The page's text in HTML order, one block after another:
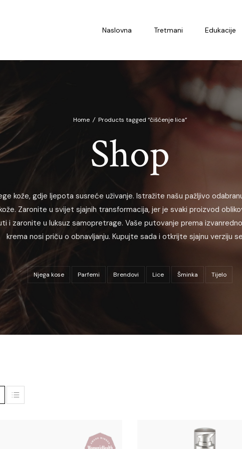
Naslovna Tretmani Edukacije
Home / Products tagged “čišćenje lica”
Shop
kože, gdje ljepota susreće uživanje. Istražite našu pažljivo
Zaronite u svijet sjajnih transformacija, jer je svaki proizvod
i zaronite u luksuz samopretrage. Vaše putovanje prema
krema nosi priču o obnavljanju. Kupujte sada i otkrijte sjajnu verziju
Njega kose Parfemi Brendovi Lice Šminka Tijelo